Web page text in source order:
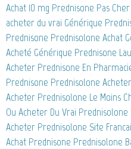
Achat 10 mg Prednisone Pas Cher
acheter du vrai Générique
Prednisone Prednisolone Achat
Acheté Générique Prednisone
Acheter Prednisone En
Prednisone Prednisolone
Acheter Prednisolone Le Moins
Ou Acheter Du Vrai
Acheter Prednisolone Site
Achat Prednisone Prednisolone